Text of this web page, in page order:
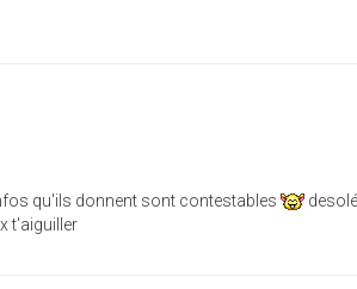
qu'ils donnent sont contestables
t'aiguiller